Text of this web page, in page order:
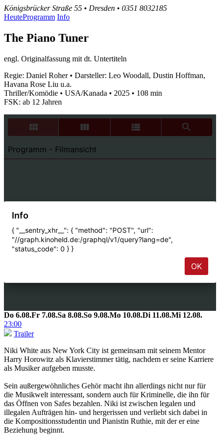
Königsbrücker Straße 55 • Dresden • 0351 8032185
HeuteProgramm Info
The Piano Tuner
engl. Originalfassung mit dt. Untertiteln
Regie: Daniel Roher • Darsteller: Leo Woodall, Dustin Hoffman,
Havana Rose Liu u.a.
Thriller/Komödie • USA/Kanada • 2025 • 108 min
FSK: ab 12 Jahren
Do 6.08.Fr 7.08.Sa 8.08.So 9.08.Mo 10.08.Di 11.08.Mi 12.08.
23:00
Trailer
Niki White aus New York City ist gemeinsam mit seinem Mentor
Harry Horowitz als Klavierstimmer tätig, nachdem er seine Karriere
als Musiker aufgeben musste.
Sein außergewöhnliches Gehör macht ihn allerdings nicht nur für
die Musikwelt interessant, sondern auch für Kriminelle, die ihn für
das Öffnen von Safes bezahlen. Niki ist zwischen legalen und
illegalen Aufträgen hin- und hergerissen und verliebt sich dabei in
die Kompositionsstudentin und Pianistin Ruthie, mit der er eine
Beziehung beginnt.